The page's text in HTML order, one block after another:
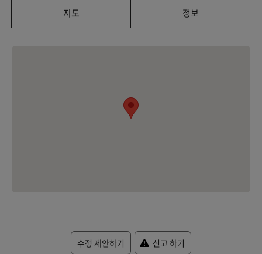
지도 정보
수정 제안하기 신고 하기